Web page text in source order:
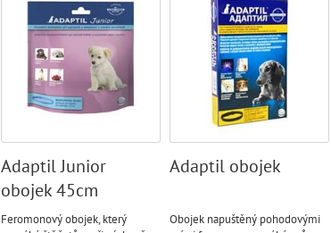
Adaptil Junior
obojek 45cm
Feromonový obojek, který
Adaptil obojek
Obojek napuštěný pohodovými